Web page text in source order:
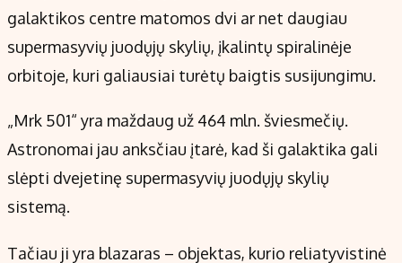
galaktikos centre matomos dvi ar net daugiau
supermasyvių juodųjų skylių, įkalintų spiralinėje
orbitoje, kuri galiausiai turėtų baigtis susijungimu.
„Mrk 501“ yra maždaug už 464 mln. šviesmečių.
Astronomai jau anksčiau įtarė, kad ši galaktika gali
slėpti dvejetinę supermasyvių juodųjų skylių
sistemą.
Tačiau ji yra blazaras – objektas, kurio reliatyvistinė